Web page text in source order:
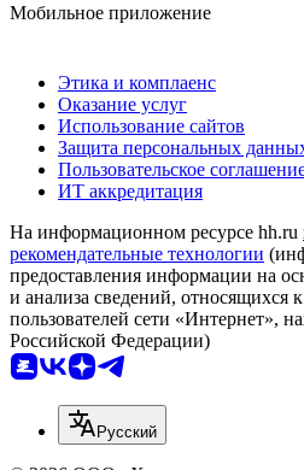
Мобильное приложение
Этика и комплаенс
Оказание услуг
Использование сайтов
Защита персональных
Пользовательское
ИТ аккредитация
На информационном ресурсе hh.ru
рекомендательные технологии
предоставления информации на
и анализа сведений, относящихся
пользователей сети «Интернет»,
Российской Федерации)
Русский